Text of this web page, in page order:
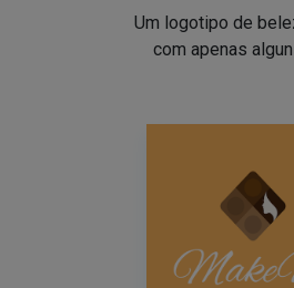
Um logotipo de
com apenas